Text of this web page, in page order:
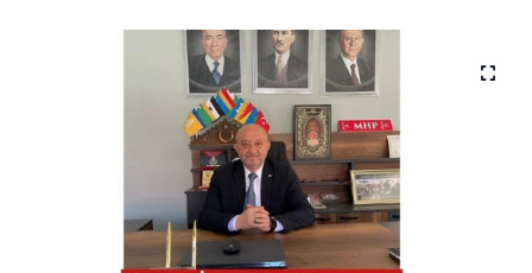
TARIM VE HAYVANCILIK
KÜLTÜR SANAT